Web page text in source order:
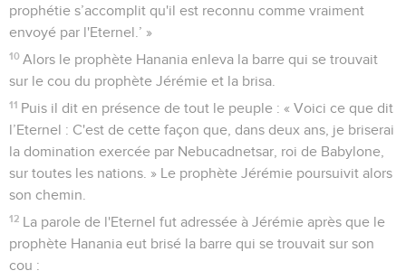
prophétie s’accomplit qu'il est reconnu comme vraiment
envoyé par l'Eternel.’ »
10 Alors le prophète Hanania enleva la barre qui se trouvait
sur le cou du prophète Jérémie et la brisa.
11 Puis il dit en présence de tout le peuple : « Voici ce que dit
l’Eternel : C'est de cette façon que, dans deux ans, je briserai
la domination exercée par Nebucadnetsar, roi de Babylone,
sur toutes les nations. » Le prophète Jérémie poursuivit alors
son chemin.
12 La parole de l'Eternel fut adressée à Jérémie après que le
prophète Hanania eut brisé la barre qui se trouvait sur son
cou :